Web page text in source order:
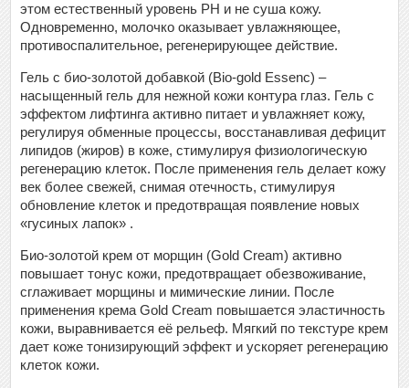
этом естественный уровень PH и не суша кожу.
Одновременно, молочко оказывает увлажняющее,
противоспалительное, регенерирующее действие.
Гель с био-золотой добавкой (Bio-gold Essenc) –
насыщенный гель для нежной кожи контура глаз. Гель с
эффектом лифтинга активно питает и увлажняет кожу,
регулируя обменные процессы, восстанавливая дефицит
липидов (жиров) в коже, стимулируя физиологическую
регенерацию клеток. После применения гель делает кожу
век более свежей, снимая отечность, стимулируя
обновление клеток и предотвращая появление новых
«гусиных лапок» .
Био-золотой крем от морщин (Gold Cream) активно
повышает тонус кожи, предотвращает обезвоживание,
сглаживает морщины и мимические линии. После
применения крема Gold Cream повышается эластичность
кожи, выравнивается её рельеф. Мягкий по текстуре крем
дает коже тонизирующий эффект и ускоряет регенерацию
клеток кожи.